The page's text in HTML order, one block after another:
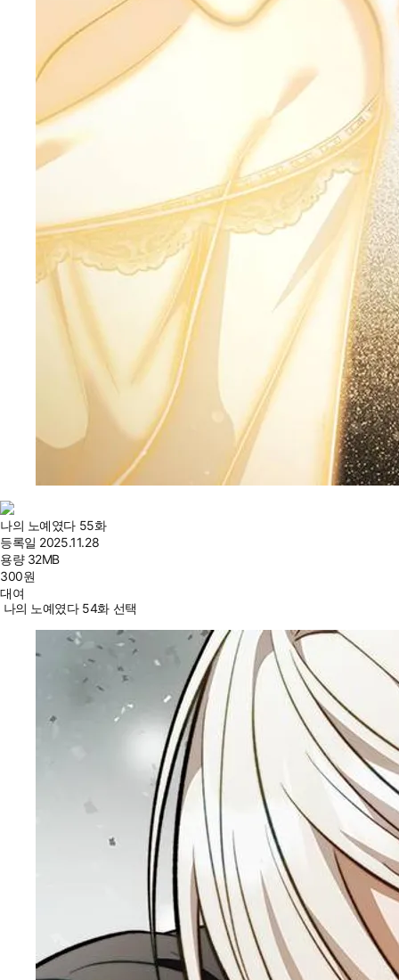
나의 노예였다 55화
등록일 2025.11.28
용량 32MB
300원
대여
나의 노예였다 54화 선택